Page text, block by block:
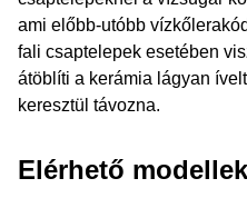
ami előbb-utóbb
fali csaptelepek esetében
átöblíti a kerámia lágyan
keresztül távozna.
Elérhető